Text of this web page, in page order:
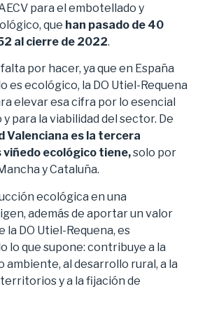
para el embotellado y
que han pasado de 40
al cierre de 2022.
por hacer, ya que en España
es ecológico, la DO Utiel-Requena
elevar esa cifra por lo esencial
para la viabilidad del sector. De
Valenciana es la tercera
ecológico tiene,solo por
y Cataluña.
ecológica en una
además de aportar un valor
la DO Utiel-Requena, es
lo que supone: contribuye a la
al desarrollo rural, a la
y a la fijación de